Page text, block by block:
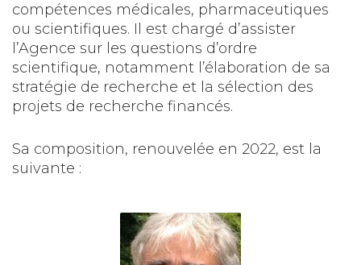
compétences médicales, pharmaceutiques
ou scientifiques. Il est chargé d’assister
l’Agence sur les questions d’ordre
scientifique, notamment l’élaboration de sa
stratégie de recherche et la sélection des
projets de recherche financés.
Sa composition, renouvelée en 2022, est la
suivante :